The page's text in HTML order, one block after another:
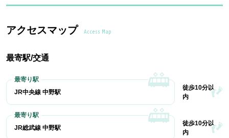
アクセスマップ Access Map
最寄駅/交通
JR中央線 中野駅
徒歩10分以
内
JR総武線 中野駅
徒歩10分以
内